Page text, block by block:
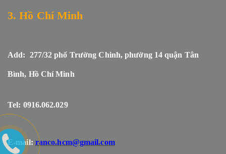
3. Hồ Chí Minh
Add: 277/32 phố Trường Chinh, phường 14 quận Tân
Bình, Hồ Chí Minh
Tel: 0916.062.029
E-mail: ranco.hcm@gmail.com